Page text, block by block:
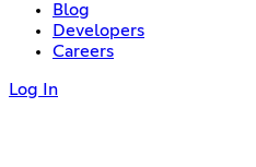
Blog
Developers
Careers
Log In